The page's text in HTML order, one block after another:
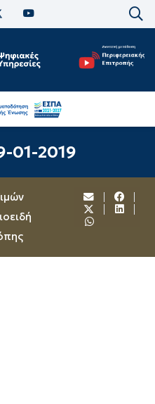
01-2019